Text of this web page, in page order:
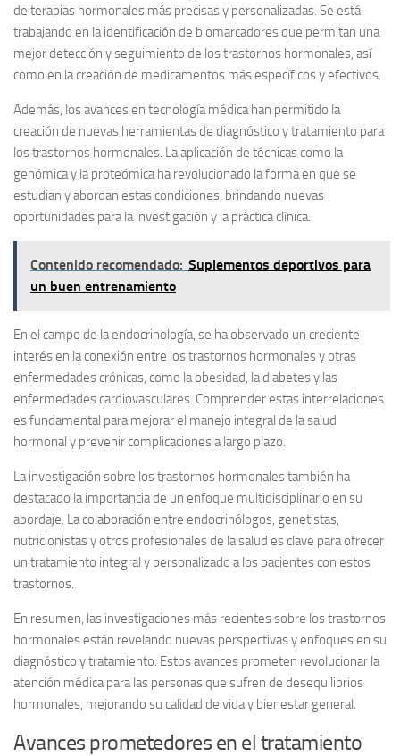
de terapias hormonales más precisas y personalizadas. Se está
trabajando en la identificación de biomarcadores que permitan una
mejor detección y seguimiento de los trastornos hormonales, así
como en la creación de medicamentos más específicos y efectivos.
Además, los avances en tecnología médica han permitido la
creación de nuevas herramientas de diagnóstico y tratamiento para
los trastornos hormonales. La aplicación de técnicas como la
genómica y la proteómica ha revolucionado la forma en que se
estudian y abordan estas condiciones, brindando nuevas
oportunidades para la investigación y la práctica clínica.
Contenido recomendado: Suplementos deportivos para
un buen entrenamiento
En el campo de la endocrinología, se ha observado un creciente
interés en la conexión entre los trastornos hormonales y otras
enfermedades crónicas, como la obesidad, la diabetes y las
enfermedades cardiovasculares. Comprender estas interrelaciones
es fundamental para mejorar el manejo integral de la salud
hormonal y prevenir complicaciones a largo plazo.
La investigación sobre los trastornos hormonales también ha
destacado la importancia de un enfoque multidisciplinario en su
abordaje. La colaboración entre endocrinólogos, genetistas,
nutricionistas y otros profesionales de la salud es clave para ofrecer
un tratamiento integral y personalizado a los pacientes con estos
trastornos.
En resumen, las investigaciones más recientes sobre los trastornos
hormonales están revelando nuevas perspectivas y enfoques en su
diagnóstico y tratamiento. Estos avances prometen revolucionar la
atención médica para las personas que sufren de desequilibrios
hormonales, mejorando su calidad de vida y bienestar general.
Avances prometedores en el tratamiento